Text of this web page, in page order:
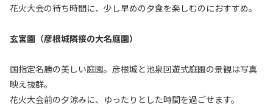
花火大会の待ち時間に、少し早めの夕食を楽しむのにおすすめ。
玄宮園（彦根城隣接の大名庭園）
国指定名勝の美しい庭園。彦根城と池泉回遊式庭園の景観は写真
映え抜群。
花火大会前の夕涼みに、ゆったりとした時間を過ごせます。